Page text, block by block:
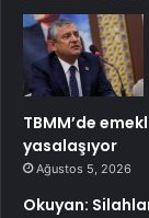
TBMM’de
yasalaşıyor
Ağustos 5, 2026
Okuyan: